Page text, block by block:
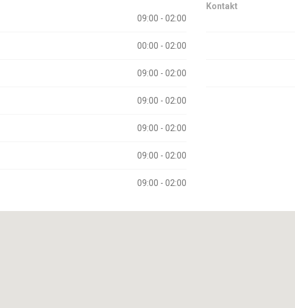
09:00 - 02:00
00:00 - 02:00
09:00 - 02:00
09:00 - 02:00
09:00 - 02:00
09:00 - 02:00
09:00 - 02:00
Kontakt